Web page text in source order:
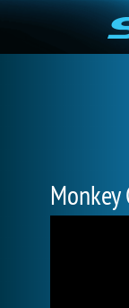
Monkey